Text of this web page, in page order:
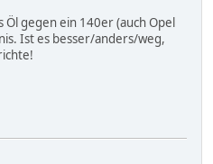
Öl gegen ein 140er (auch Opel
Ist es besser/anders/weg,